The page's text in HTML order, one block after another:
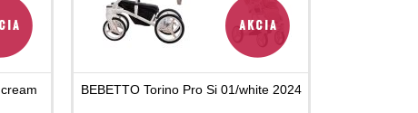
BEBETTO Torino Pro Si 01/white 2024